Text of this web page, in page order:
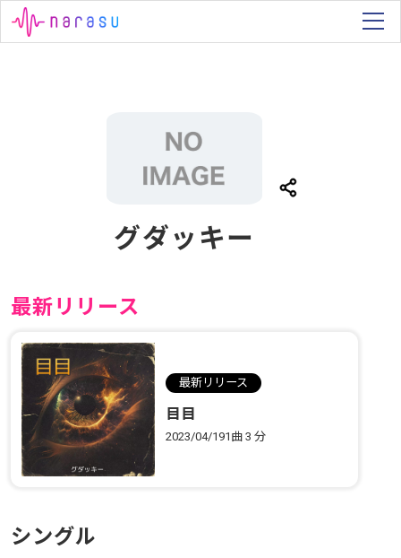
グダッキー
最新リリース
最新リリース
目目
2023/04/191曲3 分
シングル